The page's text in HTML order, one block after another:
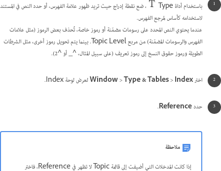
باستخدام أداة Type
، ضع نقطة إدراج حيث تريد ظهور علامة الفهرس، أو حدد النص في المستند
لاستخدامه كأساس لمرجع الفهرس.
عندما يحتوي النص المحدد على رسومات مضمّنة أو رموز خاصة، تُحذف بعض الرموز (مثل علامات
الفهرس والرسومات المضمّنة) من مربع Topic Level. بينما يتم تحويل رموز أخرى، مثل الشرطات
الطويلة ورموز حقوق النسخ إلى رموز تعريف (على سبيل المثال، ^_ أو ^2).
اختر Window>Type & Tables>Index لعرض لوحة Index.
حددReference
.
ملاحظة
إذا كانت المدخلات التي أضيفت إلى قائمة Topic لا تظهر في Reference، فاختر